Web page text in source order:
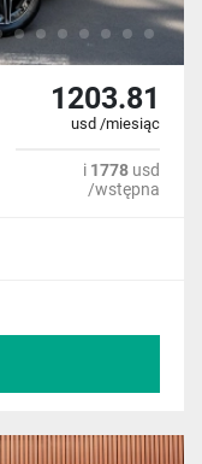
1203.81
usd /miesiąc
i 1778 usd
/wstępna